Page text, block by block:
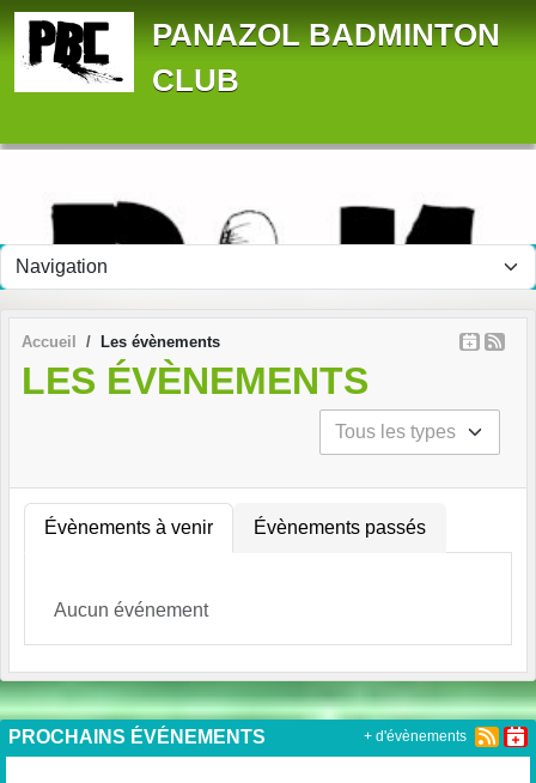
PANAZOL BADMINTON
CLUB
Accueil Les évènements
LES ÉVÈNEMENTS
Évènements à venir Évènements passés
Aucun événement
PROCHAINS ÉVÉNEMENTS + d'évènements
Panneau de gestion des cookies